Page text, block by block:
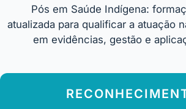
Pós em Saúde Indígena:
atualizada para qualificar a atuação
em evidências, gestão e